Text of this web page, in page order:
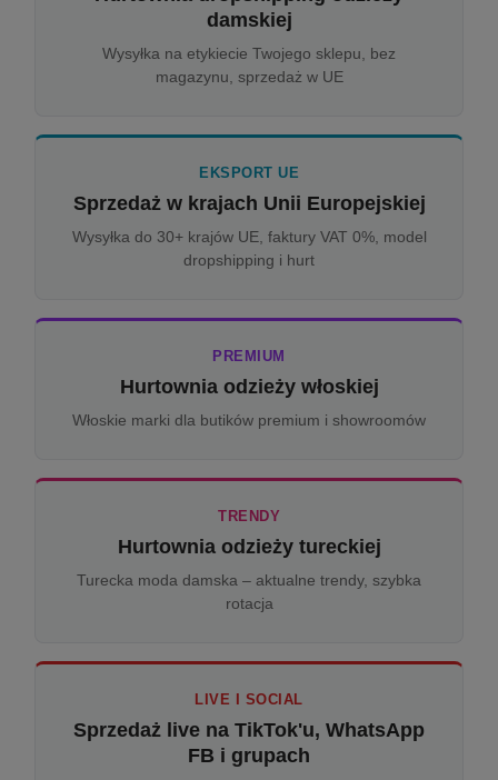
damskiej
Wysyłka na etykiecie Twojego sklepu, bez
magazynu, sprzedaż w UE
EKSPORT UE
Sprzedaż w krajach Unii Europejskiej
Wysyłka do 30+ krajów UE, faktury VAT 0%, model
dropshipping i hurt
PREMIUM
Hurtownia odzieży włoskiej
Włoskie marki dla butików premium i showroomów
TRENDY
Hurtownia odzieży tureckiej
Turecka moda damska – aktualne trendy, szybka
rotacja
LIVE I SOCIAL
Sprzedaż live na TikTok'u, WhatsApp
FB i grupach